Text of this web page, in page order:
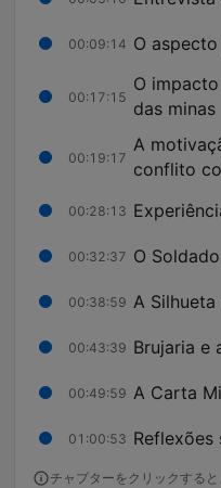
00:09:14 O
00:17:15
O
das minas
00:19:17
A
conflito
00:28:13
00:32:37 O
00:38:59 A
00:43:39 Brujaria e
00:49:59 A Carta
01:00:53
チャプターをクリックする